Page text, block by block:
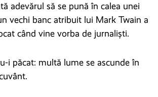
adevărul să se pună în calea unei
vechi banc atribuit lui Mark Twain a
când vine vorba de jurnaliști.
i păcat: multă lume se ascunde în